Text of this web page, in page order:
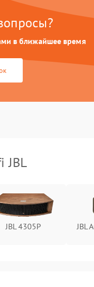
в ближайшее время
JBL
JBL 4305P JBL